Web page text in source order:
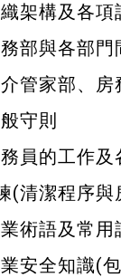
架構及各項
部與各部門
管家部、
守則
員的工作
(清潔程序與
術語及常用
安全知識(